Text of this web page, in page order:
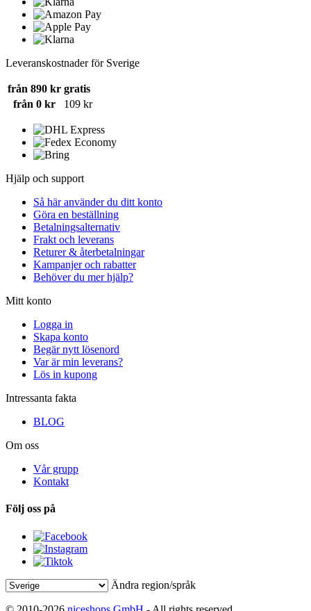
Leveranskostnader för Sverige
från 890 kr gratis
från 0 kr
109 kr
Hjälp och support
Så här använder du ditt konto
Göra en beställning
Betalningsalternativ
Frakt och leverans
Returer & återbetalningar
Kampanjer och rabatter
Behöver du mer hjälp?
Mitt konto
Logga in
Skapa konto
Begär nytt lösenord
Var är min leverans?
Lös in kupong
Intressanta fakta
BLOG
Om oss
Vår grupp
Kontakt
Följ oss på
Ändra region/språk